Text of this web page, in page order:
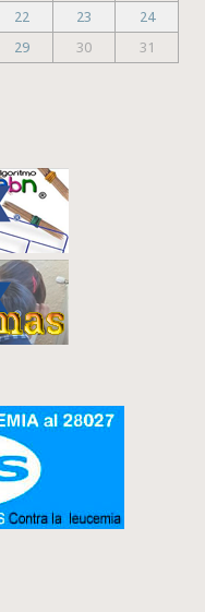
22 23
24
29 30 31